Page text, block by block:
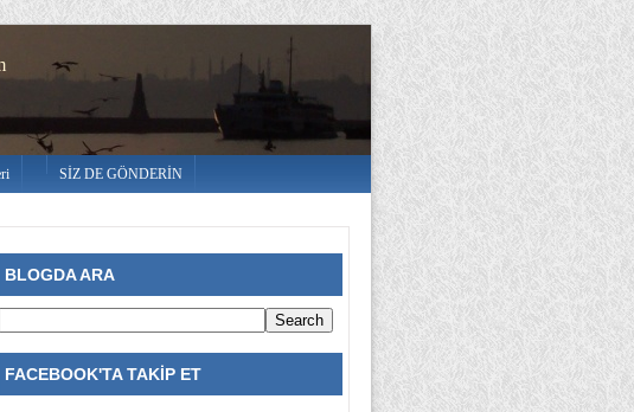
SİZ DE GÖNDERİN
BLOGDA ARA
FACEBOOK'TA TAKİP ET